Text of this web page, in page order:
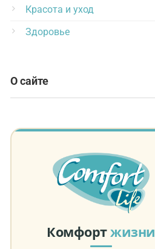
Красота и уход
Здоровье
О сайте
Комфортжизни